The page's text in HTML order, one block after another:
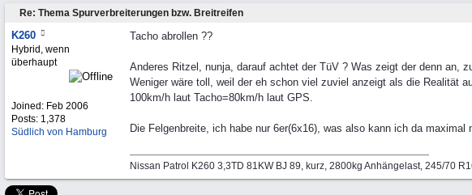
Re: Thema Spurverbreiterungen bzw. Breitreifen
K260
Hybrid, wenn
überhaupt
Joined: Feb 2006
Posts: 1,378
Südlich von Hamburg
Tacho abrollen ??
Anderes Ritzel, nunja, darauf achtet der TüV ? Was zeigt der denn an,
Weniger wäre toll, weil der eh schon viel zuviel anzeigt als die Realität
100km/h laut Tacho=80km/h laut GPS.
Die Felgenbreite, ich habe nur 6er(6x16), was also kann ich da maximal
Nissan Patrol K260 3,3TD 81KW BJ 89, kurz, 2800kg Anhängelast, 245/70